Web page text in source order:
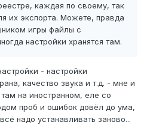
каждая по своему, так
их экспорта. Можете, правда
игры файлы с
настройки хранятся там.
- настройки
качество звука и т.д. - мне и
на иностранном, еле со
проб и ошибок довёл до ума,
надо устанавливать заново...